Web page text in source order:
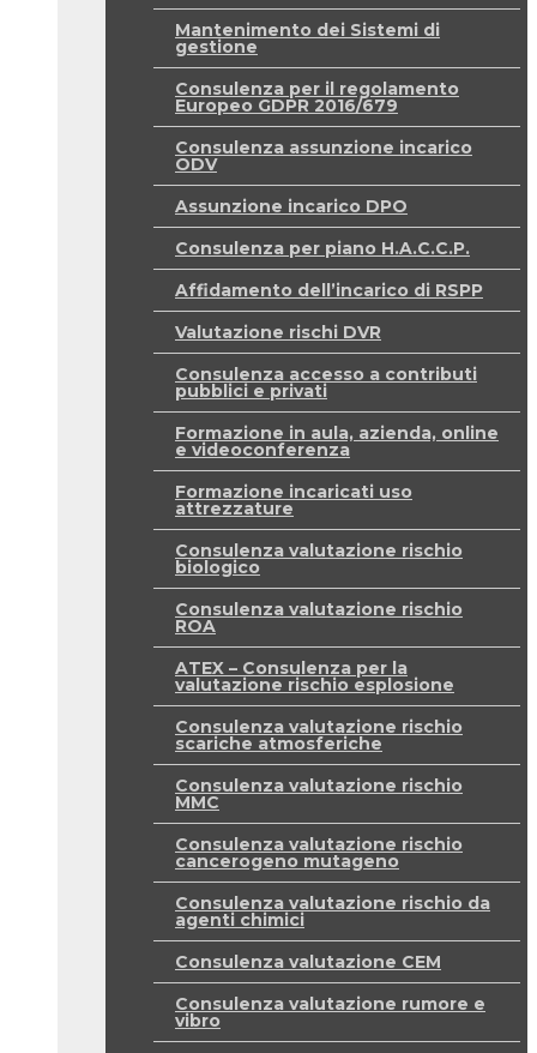
Mantenimento dei Sistemi di
gestione
Consulenza per il regolamento
Europeo GDPR 2016/679
Consulenza assunzione incarico
ODV
Assunzione incarico DPO
Consulenza per piano H.A.C.C.P.
Affidamento dell’incarico di RSPP
Valutazione rischi DVR
Consulenza accesso a contributi
pubblici e privati
Formazione in aula, azienda, online
e videoconferenza
Formazione incaricati uso
attrezzature
Consulenza valutazione rischio
biologico
Consulenza valutazione rischio
ROA
ATEX – Consulenza per la
valutazione rischio esplosione
Consulenza valutazione rischio
scariche atmosferiche
Consulenza valutazione rischio
MMC
Consulenza valutazione rischio
cancerogeno mutageno
Consulenza valutazione rischio da
agenti chimici
Consulenza valutazione CEM
Consulenza valutazione rumore e
vibro